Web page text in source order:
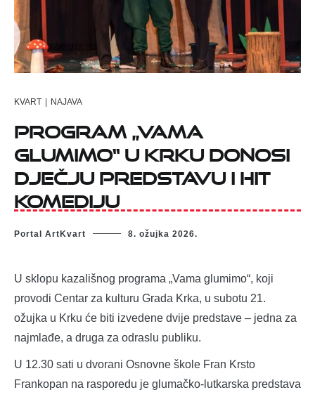
KVART | NAJAVA
Program „Vama
glumimo“ u Krku donosi
dječju predstavu i hit
komediju
Portal ArtKvart 8. ožujka 2026.
U sklopu kazališnog programa „Vama glumimo“, koji
provodi Centar za kulturu Grada Krka, u subotu 21.
ožujka u Krku će biti izvedene dvije predstave – jedna za
najmlađe, a druga za odraslu publiku.
U 12.30 sati u dvorani Osnovne škole Fran Krsto
Frankopan na rasporedu je glumačko-lutkarska predstava